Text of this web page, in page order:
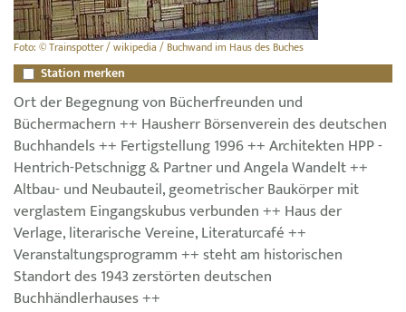
Foto: © Trainspotter / wikipedia / Buchwand im Haus des Buches
Station merken
Ort der Begegnung von Bücherfreunden und
Büchermachern ++ Hausherr Börsenverein des deutschen
Buchhandels ++ Fertigstellung 1996 ++ Architekten HPP -
Hentrich-Petschnigg & Partner und Angela Wandelt ++
Altbau- und Neubauteil, geometrischer Baukörper mit
verglastem Eingangskubus verbunden ++ Haus der
Verlage, literarische Vereine, Literaturcafé ++
Veranstaltungsprogramm ++ steht am historischen
Standort des 1943 zerstörten deutschen
Buchhändlerhauses ++